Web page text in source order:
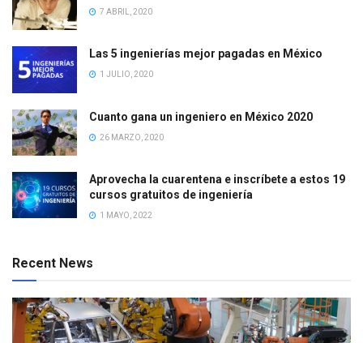
7 ABRIL, 2020
Las 5 ingenierías mejor pagadas en México
1 JULIO, 2020
Cuanto gana un ingeniero en México 2020
26 MARZO, 2020
Aprovecha la cuarentena e inscríbete a estos 19
cursos gratuitos de ingeniería
1 MAYO, 2022
Recent News